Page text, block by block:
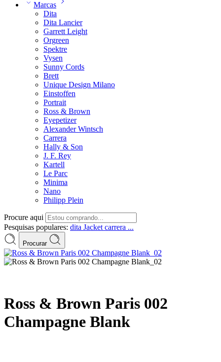
Marcas
Dita
Dita Lancier
Garrett Leight
Orgreen
Spektre
Vysen
Sunny Cords
Brett
Unique Design Milano
Einstoffen
Portrait
Ross & Brown
Eyepetizer
Alexander Wintsch
Carrera
Hally & Son
J. F. Rey
Kartell
Le Parc
Minima
Nano
Philipp Plein
Procure aqui
Pesquisas populares: dita Jacket carrera ...
Procurar
Ross & Brown Paris 002
Champagne Blank